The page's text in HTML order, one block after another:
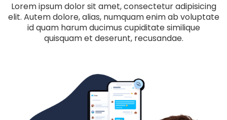
Lorem ipsum dolor sit amet, consectetur adipisicing
elit. Autem dolore, alias, numquam enim ab voluptate
id quam harum ducimus cupiditate similique
quisquam et deserunt, recusandae.